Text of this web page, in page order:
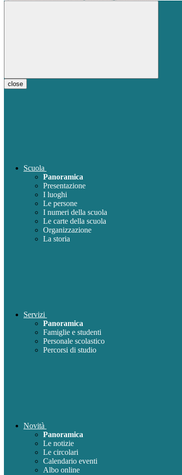
close
Scuola
Panoramica
Presentazione
I luoghi
Le persone
I numeri della scuola
Le carte della scuola
Organizzazione
La storia
Servizi
Panoramica
Famiglie e studenti
Personale scolastico
Percorsi di studio
Novità
Panoramica
Le notizie
Le circolari
Calendario eventi
Albo online